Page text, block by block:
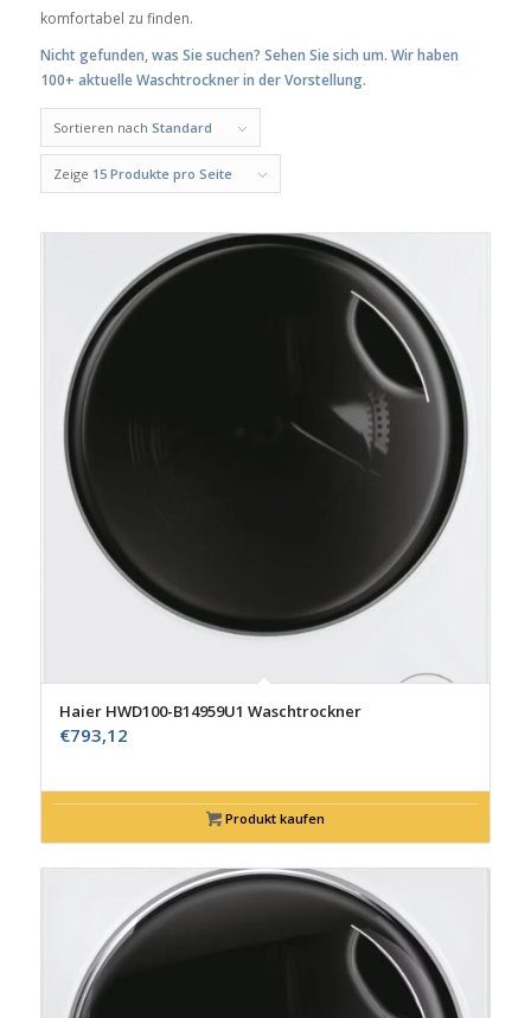
komfortabel zu finden.
Nicht gefunden, was Sie suchen? Sehen Sie sich um. Wir haben
100+ aktuelle Waschtrockner in der Vorstellung.
Sortieren nach Standard
Zeige 15 Produkte pro Seite
Haier HWD100-B14959U1 Waschtrockner
€793,12
Produkt kaufen